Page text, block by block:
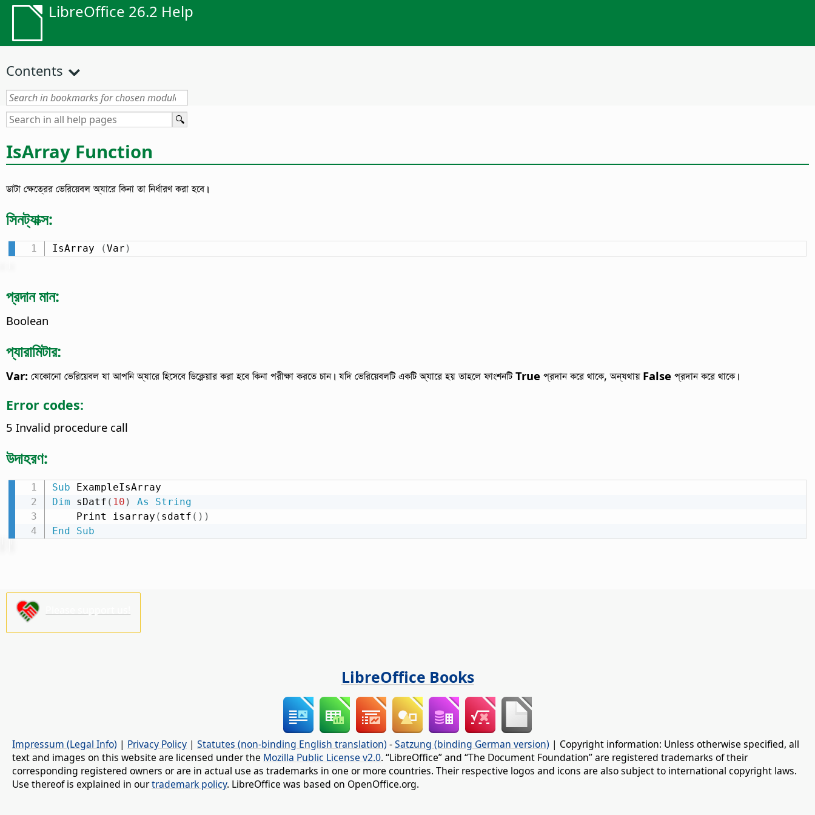
LibreOffice 26.2 Help
Contents
IsArray Function
ডাটা ক্ষেত্রের ভেরিয়েবল অ্যারে কিনা তা নির্ধারণ করা হবে।
সিনট্যাক্স:
IsArray (Var )
প্রদান মান:
Boolean
প্যারামিটার:
Var: যেকোনো ভেরিয়েবল যা আপনি অ্যারে হিসেবে ডিক্লেয়ার করা হবে কিনা পরীক্ষা করতে চান। যদি ভেরিয়েবলটি একটি অ্যারে হয় তাহলে ফাংশনটিTrue প্রদান করে থাকে, অন্যথায় False প্রদান করে থাকে।
Error codes:
5 Invalid procedure call
উদাহরণ:
Sub
Dim sDatf ( 10 ) As
String
    Print isarray
( sdatf ( ) )
End
Sub
LibreOffice Books
Impressum (Legal Info) | Privacy Policy | Statutes (non-binding English translation) -Satzung (binding German version) | Copyright information: Unless otherwise specified, all
text and images on this website are licensed under the Mozilla Public License v2.0. “LibreOffice” and “The Document Foundation” are registered trademarks of their
corresponding registered owners or are in actual use as trademarks in one or more countries. Their respective logos and icons are also subject to international copyright laws.
Use thereof is explained in ourtrademark policy. LibreOffice was based on OpenOffice.org.